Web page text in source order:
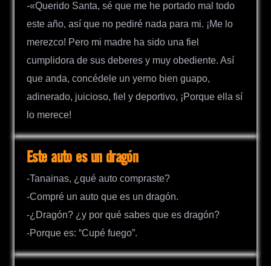
-«Querido Santa, sé que me he portado mal todo
este año, así que no pediré nada para mi. ¡Me lo
merezco! Pero mi madre ha sido una fiel
cumplidora de sus deberes y muy obediente. Así
que anda, concédele un yerno bien guapo,
adinerado, juicioso, fiel y deportivo, ¡Porque ella sí
lo merece!
Este auto es un dragón
-Tanainas, ¿qué auto compraste?
-Compré un auto que es un dragón.
-¿Dragón? ¿y por qué sabes que es dragón?
-Porque es: “Cupé fuego”.